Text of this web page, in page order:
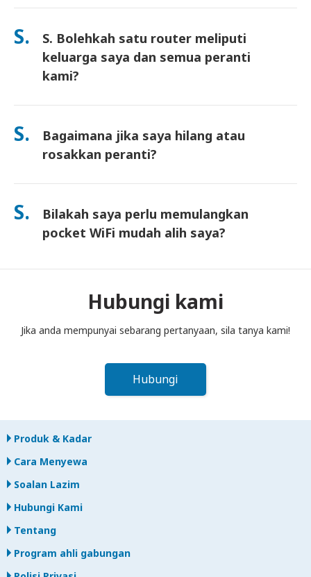
Ya. Pengambilan di lapangan terbang pada hari yang sama
pada hari berikutnya. Jika anda tidak pasti, hubungi kami dan
kami akan sahkan pilihan terpantas untuk kawasan anda.
S.
S. Bolehkah satu router meliputi
keluarga saya dan semua peranti
kami?
Ya—sambung sehingga 10 peranti serentak (telefon, tablet,
sertakan power bank percuma untuk kegunaan sepanjang hari.
S.
Bagaimana jika saya hilang atau
rosakkan peranti?
Anda boleh menambah Insurans semasa checkout untuk
yuran penggantian akan dikenakan. Jika sesuatu berlaku,
hubungi kami dengan segera—kami akan bantu anda kekal
terhubung.
S.
Bilakah saya perlu memulangkan
pocket WiFi mudah alih saya?
selepas tamat tempoh sewaan. Jika anda lewat
memulangkan, anda akan dikenakan bayaran.
Hubungi kami
Jika anda mempunyai sebarang pertanyaan, sila tanya kami!
Hubungi
Produk & Kadar
Cara Menyewa
Soalan Lazim
Hubungi Kami
Tentang
Program ahli gabungan